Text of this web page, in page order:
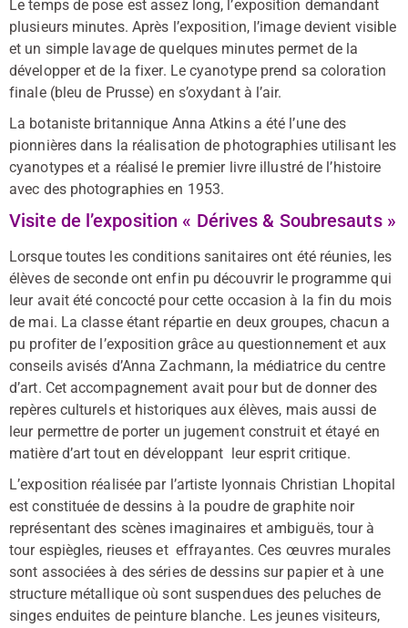
Le temps de pose est assez long, l’exposition demandant
plusieurs minutes. Après l’exposition, l’image devient visible
et un simple lavage de quelques minutes permet de la
développer et de la fixer. Le cyanotype prend sa coloration
finale (bleu de Prusse) en s’oxydant à l’air.
La botaniste britannique Anna Atkins a été l’une des
pionnières dans la réalisation de photographies utilisant les
cyanotypes et a réalisé le premier livre illustré de l’histoire
avec des photographies en 1953.
Visite de l’exposition « Dérives & Soubresauts »
Lorsque toutes les conditions sanitaires ont été réunies, les
élèves de seconde ont enfin pu découvrir le programme qui
leur avait été concocté pour cette occasion à la fin du mois
de mai. La classe étant répartie en deux groupes, chacun a
pu profiter de l’exposition grâce au questionnement et aux
conseils avisés d’Anna Zachmann, la médiatrice du centre
d’art. Cet accompagnement avait pour but de donner des
repères culturels et historiques aux élèves, mais aussi de
leur permettre de porter un jugement construit et étayé en
matière d’art tout en développant leur esprit critique.
L’exposition réalisée par l’artiste lyonnais Christian Lhopital
est constituée de dessins à la poudre de graphite noir
représentant des scènes imaginaires et ambiguës, tour à
tour espiègles, rieuses et effrayantes. Ces œuvres murales
sont associées à des séries de dessins sur papier et à une
structure métallique où sont suspendues des peluches de
singes enduites de peinture blanche. Les jeunes visiteurs,